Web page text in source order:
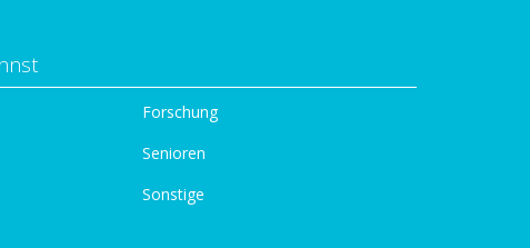
Forschung
Senioren
Sonstige